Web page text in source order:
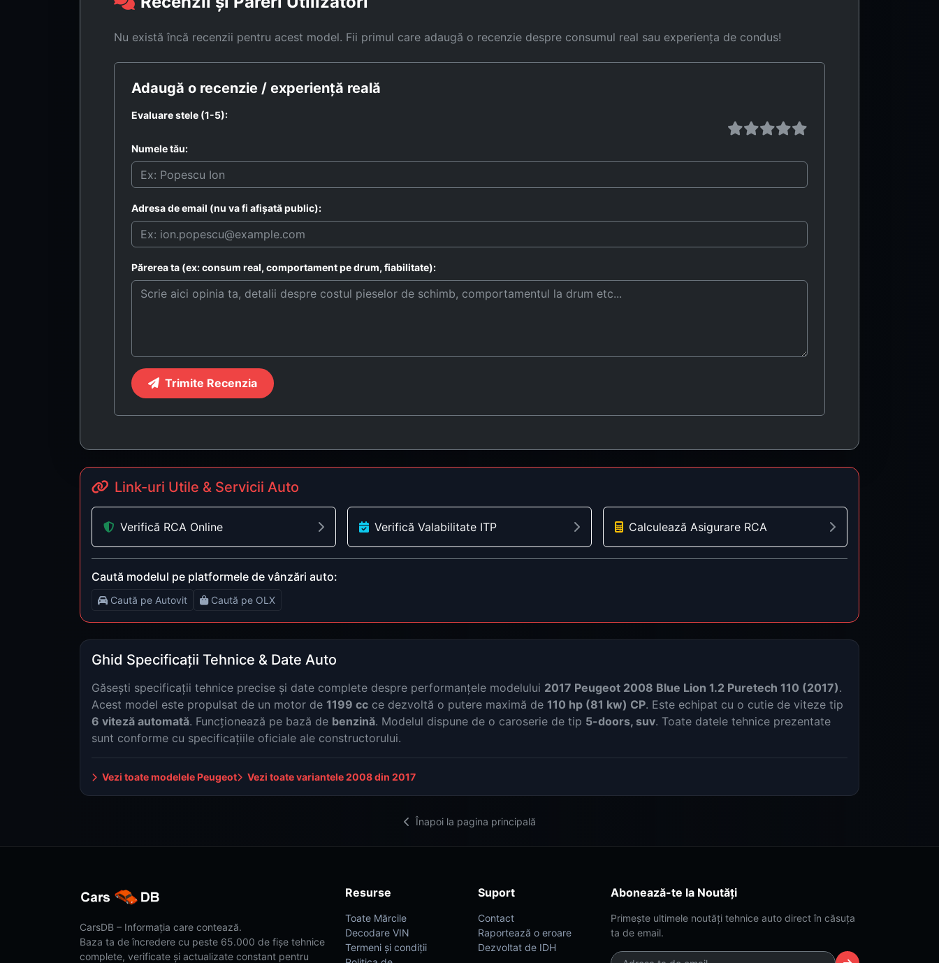
Nu există încă recenzii pentru acest model. Fii primul care adaugă o recenzie despre consumul real sau experiența de condus!
Adaugă o recenzie / experiență reală
Evaluare stele (1-5):
Numele tău:
Adresa de email (nu va fi afișată public):
Părerea ta (ex: consum real, comportament pe drum, fiabilitate):
Trimite Recenzia
Link-uri Utile & Servicii Auto
Verifică RCA Online Verifică Valabilitate ITP Calculează Asigurare RCA
Caută modelul pe platformele de vânzări auto:
Caută pe Autovit Caută pe OLX
Ghid Specificații Tehnice & Date Auto
Găsești specificații tehnice precise și date complete despre performanțele modelului 2017 Peugeot 2008 Blue Lion 1.2 Puretech 110 (2017).
Acest model este propulsat de un motor de 1199 cc ce dezvoltă o putere maximă de 110 hp (81 kw) CP. Este echipat cu o cutie de viteze tip
6 viteză automată. Funcționează pe bază de benzină. Modelul dispune de o caroserie de tip 5-doors, suv. Toate datele tehnice prezentate
sunt conforme cu specificațiile oficiale ale constructorului.
Vezi toate modelele Peugeot Vezi toate variantele 2008 din 2017
Înapoi la pagina principală
CarsDB – Informația care contează.
Baza ta de încredere cu peste 65.000 de fișe tehnice
complete, verificate și actualizate constant pentru
Resurse
Toate Mărcile
Decodare VIN
Termeni și condiții
Suport
Contact
Raportează o eroare
Dezvoltat de IDH
Abonează-te la Noutăți
Primește ultimele noutăți tehnice auto direct în căsuța
ta de email.